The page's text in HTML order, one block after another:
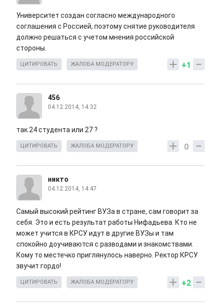
Университет создан согласно международного
соглашения с Россией, поэтому снятие руководителя
должно решаться с учетом мнения российской
стороны.
+1
ЦИТИРОВАТЬ ЖАЛОБА МОДЕРАТОРУ
456
04.12.2014, 14:32
так 24 студента или 27 ?
0
ЦИТИРОВАТЬ ЖАЛОБА МОДЕРАТОРУ
никто
04.12.2014, 14:47
Самый высокий рейтинг ВУЗа в стране, сам говорит за
себя. Это и есть результат работы Нифадьева. Кто не
может учится в КРСУ идут в другие ВУЗы и там
спокойно доучиваются с разводами и знакомствами.
Кому то местечко приглянулось наверно. Ректор КРСУ
звучит гордо!
+2
ЦИТИРОВАТЬ ЖАЛОБА МОДЕРАТОРУ